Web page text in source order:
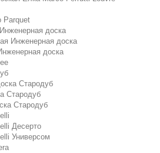
Parquet
доска
Инженерная доска
доска
Стародуб
Стародуб
Стародуб
Десерто
Универсом